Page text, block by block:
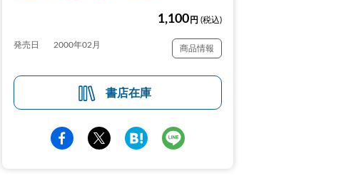
1,100 円 (税込)
発売日 2000年02月 商品情報
書店在庫